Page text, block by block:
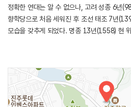
정확한 연대는 알 수 없으나, 고려 성종 6년
향학당으로 처음 세워진 후 조선 태조 7년
모습을 갖추게 되었다. 명종 13년(1558) 현
등은 성균관으로부터 직접 파견되었다. 임
동서방향의 급경사지에 위치하고 있으며, 명
있고 대성전을 중심으로 하는 제사공간이 뒤
하고 있다. 또한 대성전을 중심으로 하여 건물